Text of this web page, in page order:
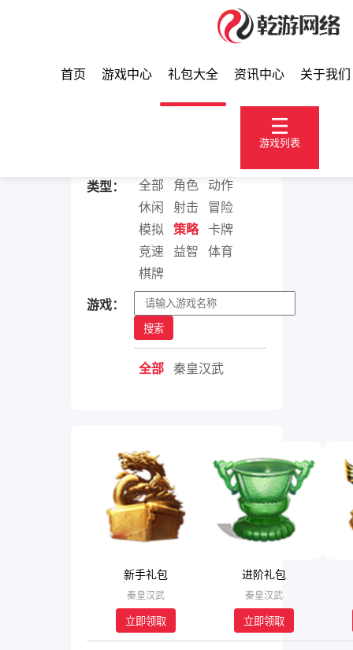
首页 游戏中心 礼包大全 资讯中心 关于我们
游戏列表
类型： 全部 角色
动作
休闲
射击
冒险
模拟
策略
卡牌
竞速
益智
体育
棋牌
游戏：
搜索
全部 秦皇汉武
新手礼包
秦皇汉武
立即领取
进阶礼包
秦皇汉武
立即领取